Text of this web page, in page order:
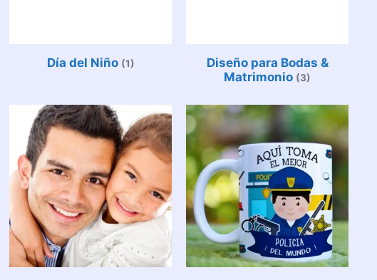
Día del Niño (1)
Diseño para Bodas &
Matrimonio (3)